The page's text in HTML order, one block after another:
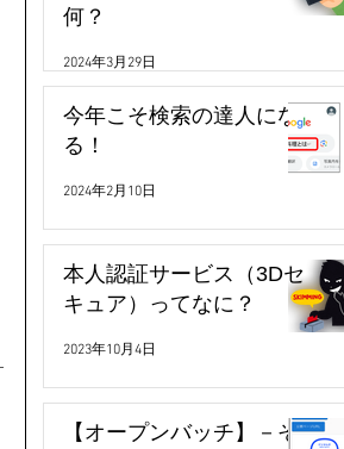
何？
2024年3月29日
今年こそ検索の達人にな
る！
2024年2月10日
本人認証サービス（3Dセ
キュア）ってなに？
2023年10月4日
【オープンバッチ】－そ